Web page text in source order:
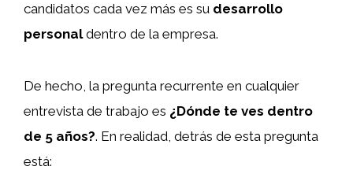
candidatos cada vez más es su desarrollo
personaldentro de la empresa.
De hecho, la pregunta recurrente en cualquier
entrevista de trabajo es ¿Dónde te ves dentro
de 5 años?. En realidad, detrás de esta pregunta
está: